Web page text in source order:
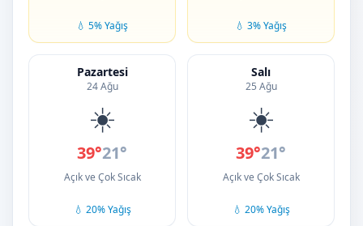
💧 5% Yağış 💧 3% Yağış
Pazartesi
24 Ağu
☀️
39°21°
Açık ve Çok Sıcak
💧 20% Yağış
Salı
25 Ağu
☀️
39°21°
Açık ve Çok Sıcak
💧 20% Yağış